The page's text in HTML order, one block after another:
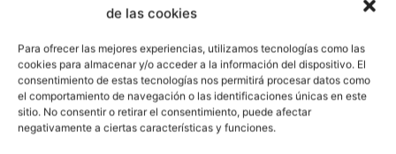
de las cookies
Para ofrecer las mejores experiencias, utilizamos tecnologías como las
cookies para almacenar y/o acceder a la información del dispositivo. El
consentimiento de estas tecnologías nos permitirá procesar datos como
el comportamiento de navegación o las identificaciones únicas en este
sitio. No consentir o retirar el consentimiento, puede afectar
negativamente a ciertas características y funciones.
Los sopletes de gas Leroy Merlin, podrán
ayudartea facilitar tu tarea, ya sea en el hogar o
de uso profesional también.